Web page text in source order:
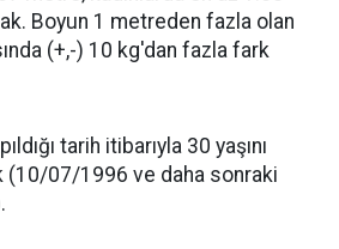
Boyun 1 metreden fazla olan
(+,-) 10 kg'dan fazla fark
tarih itibarıyla 30 yaşını
(10/07/1996 ve daha sonraki